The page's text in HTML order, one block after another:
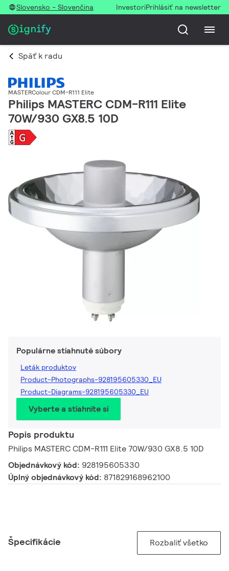
Slovensko - Slovenčina InvestoriPrihlásiť na newsletter
Späť k radu
MASTERColour CDM-R111 Elite
Philips MASTERC CDM-R111 Elite
70W/930 GX8.5 10D
Populárne stiahnuté súbory
Leták produktov
Product-Photographs-928195605330_EU
Product-Diagrams-928195605330_EU
Vyberte a stiahnite si
Popis produktu
Philips MASTERC CDM-R111 Elite 70W/930 GX8.5 10D
Objednávkový kód: 928195605330
Úplný objednávkový kód: 871829168962100
Špecifikácie Rozbaliť všetko